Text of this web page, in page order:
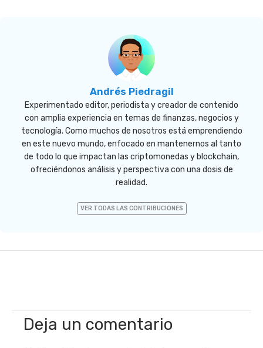
Andrés Piedragil
Experimentado editor, periodista y creador de contenido
con amplia experiencia en temas de finanzas, negocios y
tecnología. Como muchos de nosotros está emprendiendo
en este nuevo mundo, enfocado en mantenernos al tanto
de todo lo que impactan las criptomonedas y blockchain,
ofreciéndonos análisis y perspectiva con una dosis de
realidad.
VER TODAS LAS CONTRIBUCIONES
Deja un comentario